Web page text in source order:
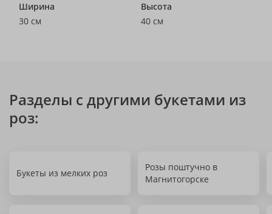
Ширина
30 см
Высота
40 см
Разделы с другими букетами из
роз:
Букеты из мелких роз
Розы поштучно в
Магнитогорске